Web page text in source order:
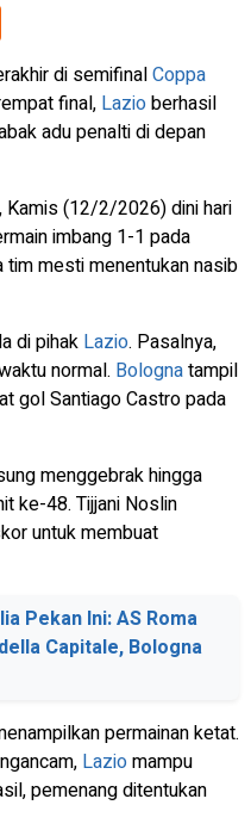
di semifinalCoppa
final, Lazioberhasil
adu penalti di depan
Kamis (12/2/2026) dini hari
imbang 1-1 pada
mesti menentukan nasib
di pihak Lazio. Pasalnya,
normal. Bolognatampil
gol Santiago Castro pada
menggebrak hingga
ke-48. Tijjani Noslin
untuk membuat
Pekan Ini: AS Roma
Capitale, Bologna
permainan ketat.
Laziomampu
pemenang ditentukan